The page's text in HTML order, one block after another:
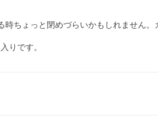
ちょっと閉めづらいかもしれません
りです。